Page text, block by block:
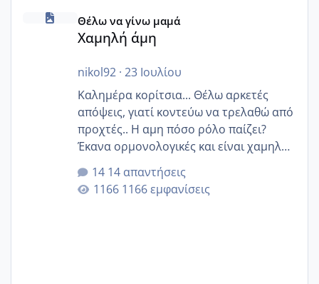
Χαμηλή άμη
Θέλω να γίνω μαμά
Χαμηλή άμη
nikol92· 23 Ιουλίου
Καλημέρα κορίτσια... Θέλω αρκετές
απόψεις, γιατί κοντεύω να τρελαθώ από
προχτές.. Η αμη πόσο ρόλο παίζει?
Έκανα ορμονολογικές και είναι χαμηλή
για την ηλικία μου.. Είχα ήδη μια
εγκυμοσύνη, που έπρεπε να τερματιστεί
στην 27η εβδομάδα και προσπαθώ 7
14 απαντήσεις
1166 εμφανίσεις